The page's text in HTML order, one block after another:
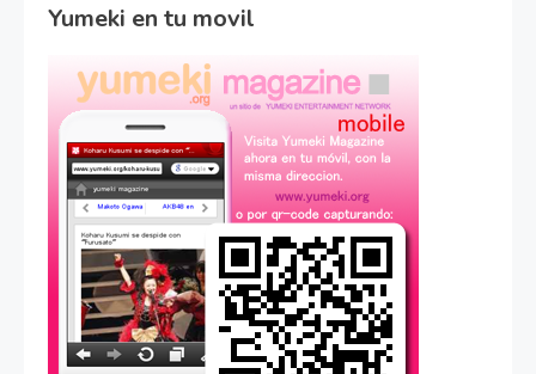
Yumeki en tu movil